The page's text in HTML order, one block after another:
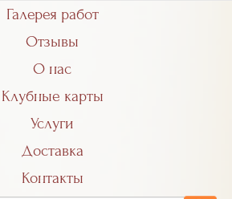
Галерея работ
Отзывы
О нас
Клубные карты
Услуги
Доставка
Контакты